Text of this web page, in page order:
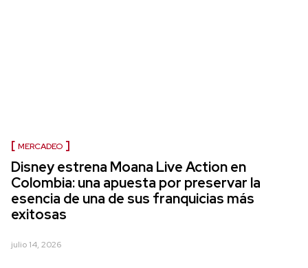
MERCADEO
Disney estrena Moana Live Action en
Colombia: una apuesta por preservar la
esencia de una de sus franquicias más
exitosas
julio 14, 2026